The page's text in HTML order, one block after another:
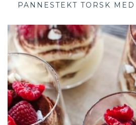
PANNESTEKT TORSK